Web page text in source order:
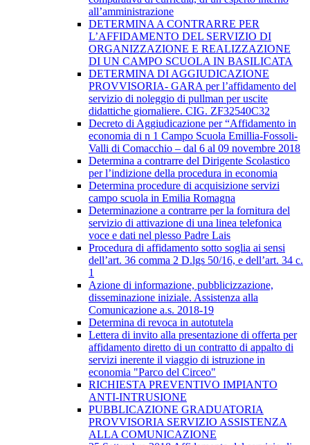
all’amministrazione
DETERMINA A CONTRARRE PER
L’AFFIDAMENTO DEL SERVIZIO DI
ORGANIZZAZIONE E REALIZZAZIONE
DI UN CAMPO SCUOLA IN BASILICATA
​DETERMINA DI AGGIUDICAZIONE
PROVVISORIA- GARA per l’affidamento del
servizio di noleggio di pullman per uscite
didattiche giornaliere. CIG. ZF32540C32
Decreto di Aggiudicazione per “Affidamento in
economia di n 1 Campo Scuola Emillia-Fossoli-
Valli di Comacchio – dal 6 al 09 novembre 2018
Determina a contrarre del Dirigente Scolastico
per l’indizione della procedura in economia
Determina procedure di acquisizione servizi
campo scuola in Emilia Romagna
Determinazione a contrarre per la fornitura del
servizio di attivazione di una linea telefonica
voce e dati nel plesso Padre Lais
Procedura di affidamento sotto soglia ai sensi
dell’art. 36 comma 2 D.lgs 50/16, e dell’art. 34 c.
1
Azione di informazione, pubblicizzazione,
disseminazione iniziale. Assistenza alla
Comunicazione a.s. 2018-19
Determina di revoca in autotutela
Lettera di invito alla presentazione di offerta per
affidamento diretto di un contratto di appalto di
servizi inerente il viaggio di istruzione in
economia "Parco del Circeo"
RICHIESTA PREVENTIVO IMPIANTO
ANTI-INTRUSIONE
PUBBLICAZIONE GRADUATORIA
PROVVISORIA SERVIZIO ASSISTENZA
ALLA COMUNICAZIONE